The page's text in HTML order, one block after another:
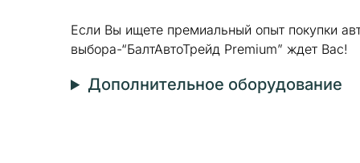
Если Вы ищете премиальный опыт покупки
выбора-“БалтАвтоТрейд Premium” ждет Вас!
Дополнительное оборудование